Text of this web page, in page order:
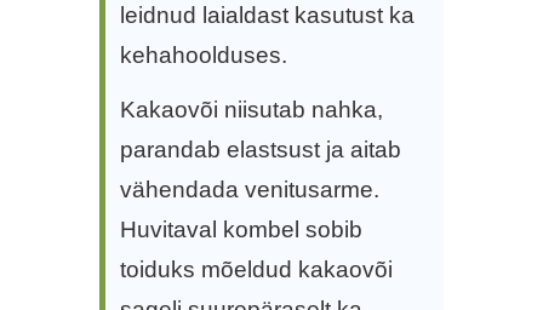
leidnud laialdast kasutust ka
kehahoolduses.
Kakaovõi niisutab nahka,
parandab elastsust ja aitab
vähendada venitusarme.
Huvitaval kombel sobib
toiduks mõeldud kakaovõi